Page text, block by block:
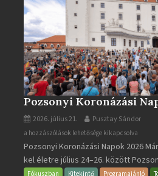
Pozsonyi Koronázási
2026. július 21. Pusztay Sándor
Pozsonyi
Koronázási
Napok
bejegyzéshez
a hozzászólások lehetősége kikapcsolva
Pozsonyi Koronázási Napok 2026
kel életre július 24–26. között
Fókuszban Kitekintő Programajánló